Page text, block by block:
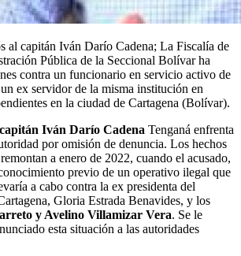
al capitán Iván Darío Cadena; La Fiscalía de
Pública de la Seccional Bolívar ha
contra un funcionario en servicio activo de
ex servidor de la misma institución en
en la ciudad de Cartagena (Bolívar).
capitán Iván Darío Cadena Tenganá enfrenta
por omisión de denuncia. Los hechos
a enero de 2022, cuando el acusado,
previo de un operativo ilegal que
a cabo contra la ex presidenta del
Gloria Estrada Benavides, y los
y Avelino Villamizar Vera. Se le
esta situación a las autoridades